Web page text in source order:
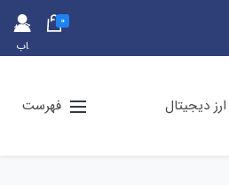
حس
اب
0
دیجیتال فهرست